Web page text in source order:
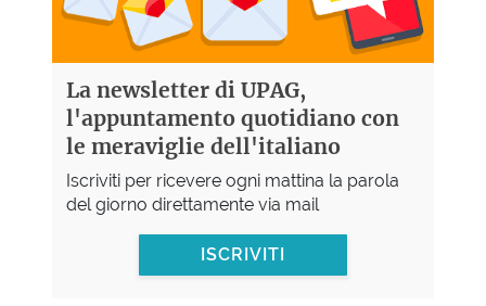
La newsletter di UPAG,
l'appuntamento quotidiano con
le meraviglie dell'italiano
Iscriviti per ricevere ogni mattina la parola
del giorno direttamente via mail
ISCRIVITI